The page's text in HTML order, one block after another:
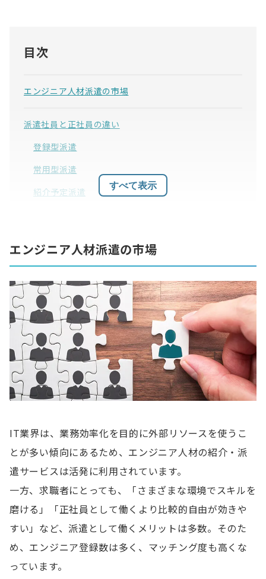
目次
エンジニア人材派遣の市場
派遣社員と正社員の違い
登録型派遣
常用型派遣
紹介予定派遣
必要なスキルを持った人材を確保できる
フリーランスに業務委託するという選択肢もある
すべて表示
エンジニア人材派遣の市場
IT業界は、業務効率化を目的に外部リソースを使うこ
とが多い傾向にあるため、エンジニア人材の紹介・派
遣サービスは活発に利用されています。
一方、求職者にとっても、「さまざまな環境でスキルを
磨ける」「正社員として働くより比較的自由が効きや
すい」など、派遣として働くメリットは多数。そのた
め、エンジニア登録数は多く、マッチング度も高くな
っています。